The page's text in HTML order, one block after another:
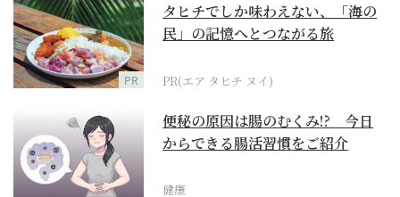
PR
タヒチでしか味わえない、「海の
民」の記憶へとつながる旅
PR(エア タヒチ ヌイ)
便秘の原因は腸のむくみ!? 今日
からできる腸活習慣をご紹介
健康